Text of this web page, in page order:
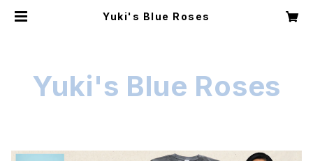
Yuki's Blue Roses
Yuki's Blue Roses